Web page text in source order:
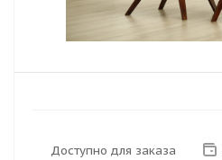
Доступно для заказа